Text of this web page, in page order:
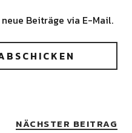
Beiträge via E-Mail.
NÄCHSTER BEITRAG